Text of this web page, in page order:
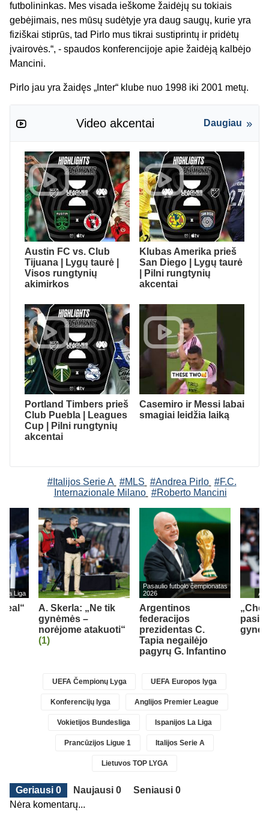
futbolininkas. Mes visada ieškome žaidėjų su tokiais
gebėjimais, nes mūsų sudėtyje yra daug saugų, kurie yra
fiziškai stiprūs, tad Pirlo mus tikrai sustiprintų ir pridėtų
įvairovės.“, - spaudos konferencijoje apie žaidėją kalbėjo
Mancini.
Pirlo jau yra žaidęs „Inter“ klube nuo 1998 iki 2001 metų.
Video akcentai Daugiau
Austin FC vs. Club
Tijuana | Lygų taurė |
Visos rungtynių
akimirkos
Klubas Amerika prieš
San Diego | Lygų taurė
| Pilni rungtynių
akcentai
Portland Timbers prieš
Club Puebla | Leagues
Cup | Pilni rungtynių
akcentai
Casemiro ir Messi labai
smagiai leidžia laiką
#Italijos Serie A #MLS #Andrea Pirlo #F.C.
Internazionale Milano #Roberto Mancini
La Liga
A. Skerla: „Ne tik
gynėmės –
norėjome atakuoti“
(1)
Pasaulio futbolo čempionatas
2026
Argentinos
federacijos
prezidentas C.
Tapia negailėjo
pagyrų G. Infantino
UEFA Čempionų Lyga UEFA Europos lyga
Konferencijų lyga Anglijos Premier League
Vokietijos Bundesliga Ispanijos La Liga
Prancūzijos Ligue 1 Italijos Serie A
Lietuvos TOP LYGA
Geriausi 0 Naujausi 0
Seniausi 0
Nėra komentarų...